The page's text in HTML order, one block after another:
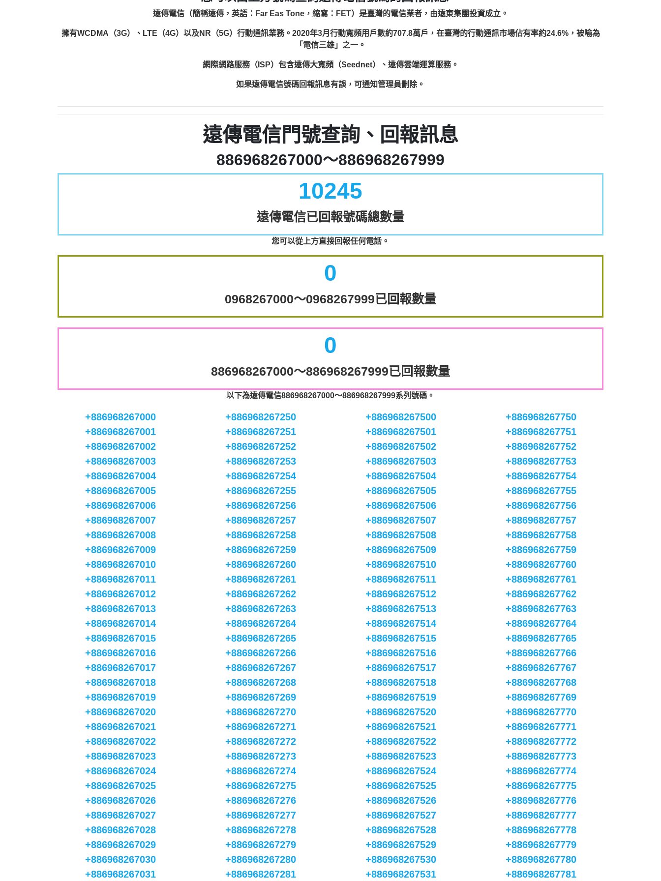
遠傳電信（簡稱遠傳，英語：Far Eas Tone，縮寫：FET）是臺灣的電信業者，由遠東集團投資成立。
擁有WCDMA（3G）、LTE（4G）以及NR（5G）行動通訊業務。2020年3月行動寬頻用戶數約707.8萬戶，在臺灣的行動通訊市場佔有率約24.6%，被喻為
「電信三雄」之一。
網際網路服務（ISP）包含遠傳大寬頻（Seednet）、遠傳雲端運算服務。
如果遠傳電信號碼回報訊息有誤，可通知管理員刪除。
遠傳電信門號查詢、回報訊息
886968267000～886968267999
10245
遠傳電信已回報號碼總數量
您可以從上方直接回報任何電話。
0
0968267000～0968267999已回報數量
0
886968267000～886968267999已回報數量
以下為遠傳電信886968267000～886968267999系列號碼。
+886968267000
+886968267001
+886968267002
+886968267003
+886968267004
+886968267005
+886968267006
+886968267007
+886968267008
+886968267009
+886968267010
+886968267011
+886968267012
+886968267013
+886968267014
+886968267015
+886968267016
+886968267017
+886968267018
+886968267019
+886968267020
+886968267021
+886968267022
+886968267023
+886968267024
+886968267025
+886968267026
+886968267027
+886968267028
+886968267029
+886968267030
+886968267031
+886968267250
+886968267251
+886968267252
+886968267253
+886968267254
+886968267255
+886968267256
+886968267257
+886968267258
+886968267259
+886968267260
+886968267261
+886968267262
+886968267263
+886968267264
+886968267265
+886968267266
+886968267267
+886968267268
+886968267269
+886968267270
+886968267271
+886968267272
+886968267273
+886968267274
+886968267275
+886968267276
+886968267277
+886968267278
+886968267279
+886968267280
+886968267281
+886968267500
+886968267501
+886968267502
+886968267503
+886968267504
+886968267505
+886968267506
+886968267507
+886968267508
+886968267509
+886968267510
+886968267511
+886968267512
+886968267513
+886968267514
+886968267515
+886968267516
+886968267517
+886968267518
+886968267519
+886968267520
+886968267521
+886968267522
+886968267523
+886968267524
+886968267525
+886968267526
+886968267527
+886968267528
+886968267529
+886968267530
+886968267531
+886968267750
+886968267751
+886968267752
+886968267753
+886968267754
+886968267755
+886968267756
+886968267757
+886968267758
+886968267759
+886968267760
+886968267761
+886968267762
+886968267763
+886968267764
+886968267765
+886968267766
+886968267767
+886968267768
+886968267769
+886968267770
+886968267771
+886968267772
+886968267773
+886968267774
+886968267775
+886968267776
+886968267777
+886968267778
+886968267779
+886968267780
+886968267781